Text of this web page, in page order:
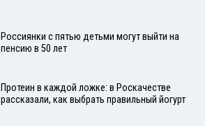
Россиянки с пятью детьми могут выйти на
пенсию в 50 лет
Протеин в каждой ложке: в Роскачестве
рассказали, как выбрать правильный йогурт